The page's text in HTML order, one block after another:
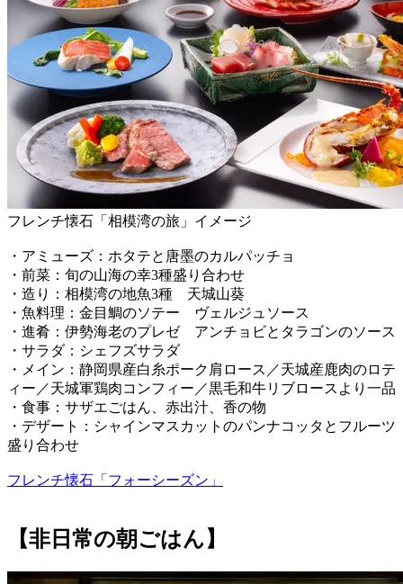
フレンチ懐石「相模湾の旅」イメージ
・アミューズ：ホタテと唐墨のカルパッチョ
・前菜：旬の山海の幸3種盛り合わせ
・造り：相模湾の地魚3種 天城山葵
・魚料理：金目鯛のソテー ヴェルジュソース
・進肴：伊勢海老のプレゼ アンチョビとタラゴンのソース
・サラダ：シェフズサラダ
・メイン：静岡県産白糸ポーク肩ロース／天城産鹿肉のロテ
ィー／天城軍鶏肉コンフィー／黒毛和牛リブロースより一品
・食事：サザエごはん、赤出汁、香の物
・デザート：シャインマスカットのパンナコッタとフルーツ
盛り合わせ
フレンチ懐石「フォーシーズン」
【非日常の朝ごはん】